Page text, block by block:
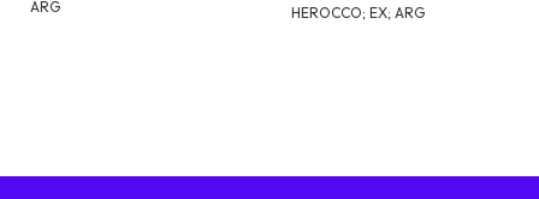
ARG
HEROCCO; EX; ARG